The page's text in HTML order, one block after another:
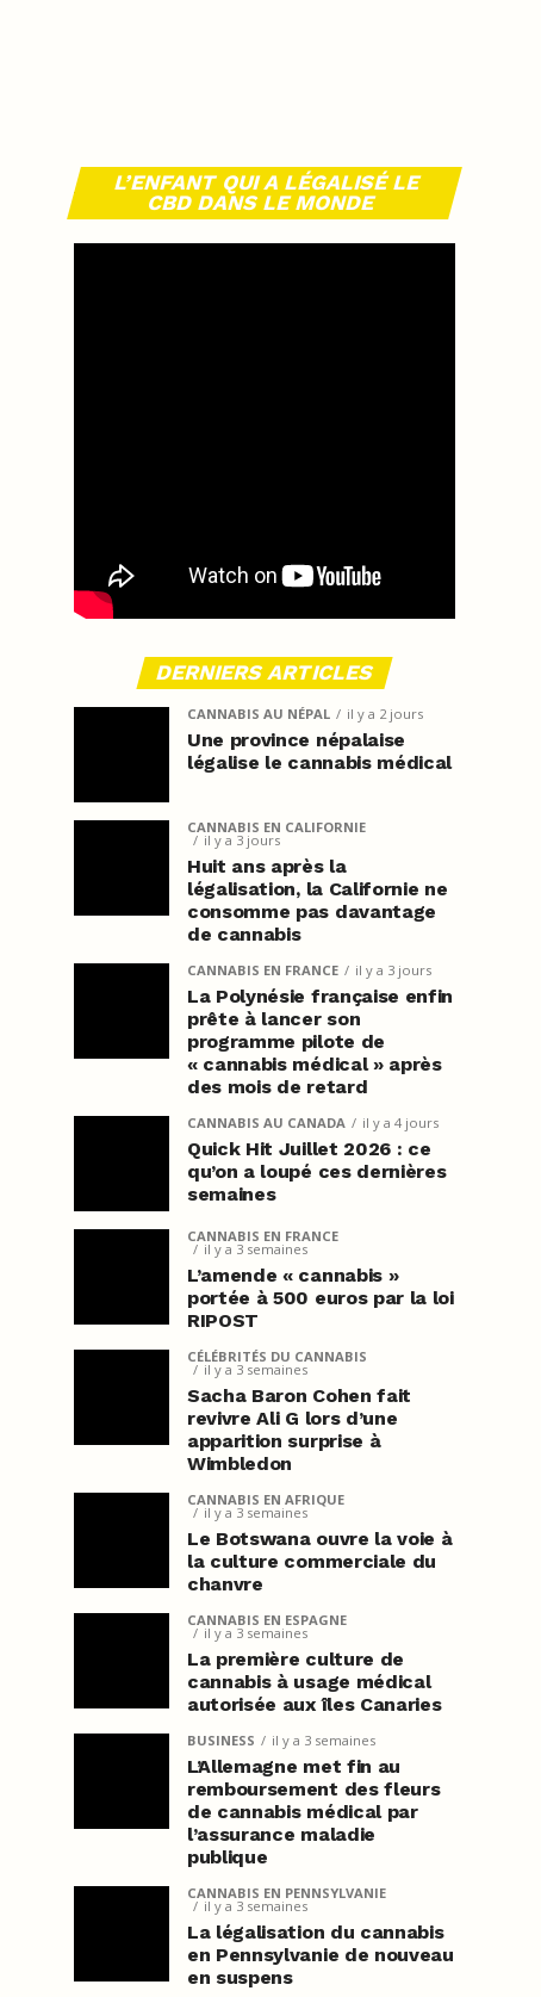
L’ENFANT QUI A LÉGALISÉ LE
CBD DANS LE MONDE
DERNIERS ARTICLES
CANNABIS AU NÉPAL il y a 2 jours
Une province népalaise
légalise le cannabis médical
CANNABIS EN CALIFORNIE
il y a 3 jours
Huit ans après la
légalisation, la Californie ne
consomme pas davantage
de cannabis
CANNABIS EN FRANCE il y a 3 jours
La Polynésie française enfin
prête à lancer son
programme pilote de
« cannabis médical » après
des mois de retard
CANNABIS AU CANADA il y a 4 jours
Quick Hit Juillet 2026 : ce
qu’on a loupé ces dernières
semaines
CANNABIS EN FRANCE
il y a 3 semaines
L’amende « cannabis »
portée à 500 euros par la loi
RIPOST
CÉLÉBRITÉS DU CANNABIS
il y a 3 semaines
Sacha Baron Cohen fait
revivre Ali G lors d’une
apparition surprise à
Wimbledon
CANNABIS EN AFRIQUE
il y a 3 semaines
Le Botswana ouvre la voie à
la culture commerciale du
chanvre
CANNABIS EN ESPAGNE
il y a 3 semaines
La première culture de
cannabis à usage médical
autorisée aux îles Canaries
BUSINESS il y a 3 semaines
L’Allemagne met fin au
remboursement des fleurs
de cannabis médical par
l’assurance maladie
publique
CANNABIS EN PENNSYLVANIE
il y a 3 semaines
La légalisation du cannabis
en Pennsylvanie de nouveau
en suspens